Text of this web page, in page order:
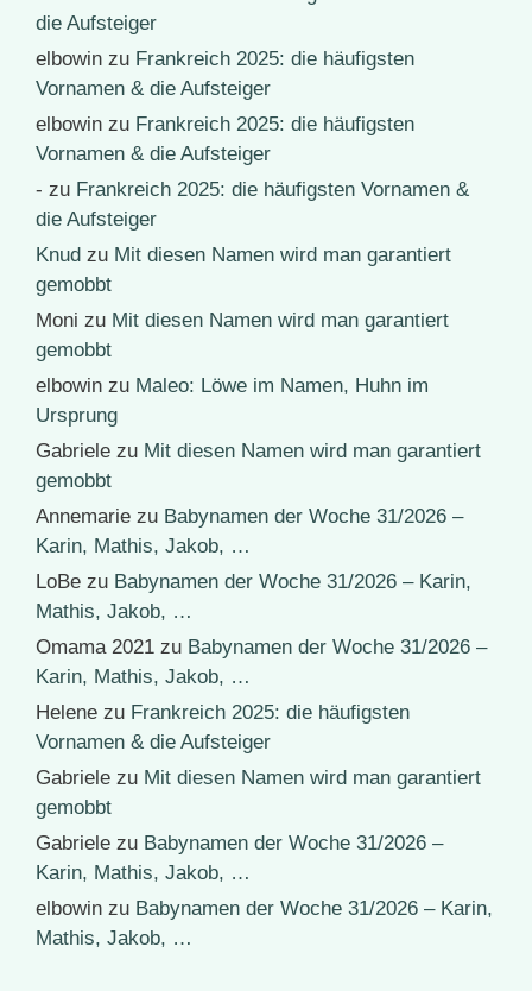
die Aufsteiger
elbowin zu Frankreich 2025: die häufigsten
Vornamen & die Aufsteiger
elbowin zu Frankreich 2025: die häufigsten
Vornamen & die Aufsteiger
- zu Frankreich 2025: die häufigsten Vornamen &
die Aufsteiger
Knud zu Mit diesen Namen wird man garantiert
gemobbt
Moni zu Mit diesen Namen wird man garantiert
gemobbt
elbowin zu Maleo: Löwe im Namen, Huhn im
Ursprung
Gabriele zu Mit diesen Namen wird man garantiert
gemobbt
Annemarie zu Babynamen der Woche 31/2026 –
Karin, Mathis, Jakob, …
LoBe zu Babynamen der Woche 31/2026 – Karin,
Mathis, Jakob, …
Omama 2021 zu Babynamen der Woche 31/2026 –
Karin, Mathis, Jakob, …
Helene zu Frankreich 2025: die häufigsten
Vornamen & die Aufsteiger
Gabriele zu Mit diesen Namen wird man garantiert
gemobbt
Gabriele zu Babynamen der Woche 31/2026 –
Karin, Mathis, Jakob, …
elbowin zu Babynamen der Woche 31/2026 – Karin,
Mathis, Jakob, …